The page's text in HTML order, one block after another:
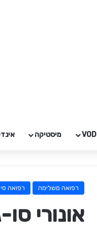
VOD מיסטיקה
רפואה משלימה רפואה
אונורי